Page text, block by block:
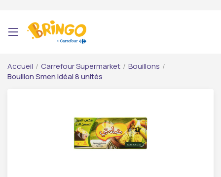
Accueil / Carrefour Supermarket / Bouillons /
Bouillon Smen Idéal 8 unités